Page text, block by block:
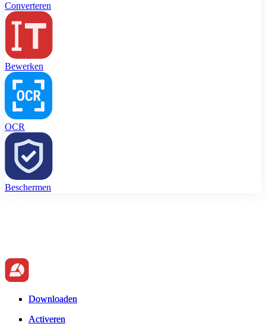
Converteren
Bewerken
OCR
Beschermen
Downloaden
Activeren
Downloaden
Activeren